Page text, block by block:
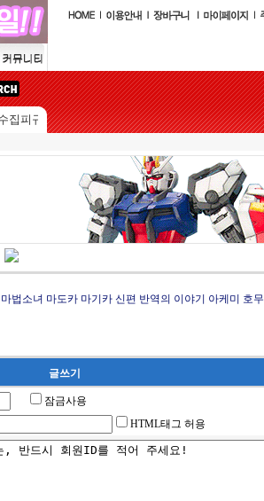
집피규어를 판매하는 쇼핑몰입니다.
법소녀 마도카 마기카 신편 반역의 이야기 아케미 호무
글쓰기
잠금사용
HTML태그 허용